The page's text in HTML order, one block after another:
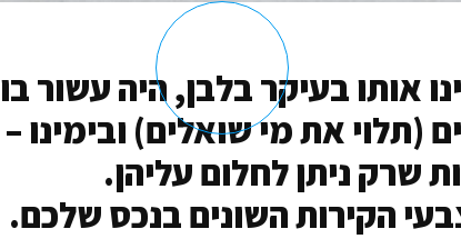
אותו בעיקר בלבן, היה עשור בו
(תלוי את מי שואלים) ובימינו –
שרק ניתן לחלום עליהן.
הקירות השונים בנכס שלכם.